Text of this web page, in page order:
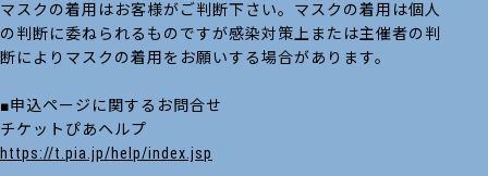
マスクの着用はお客様がご判断下さい。マスクの着用は個人
の判断に委ねられるものですが感染対策上または主催者の判
断によりマスクの着用をお願いする場合があります。
■申込ページに関するお問合せ
チケットぴあヘルプ
https://t.pia.jp/help/index.jsp